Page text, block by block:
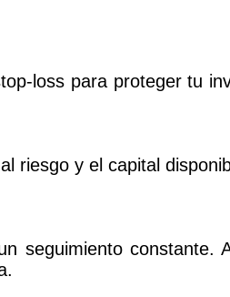
loss para proteger tu
riesgo y el capital
seguimiento constante.